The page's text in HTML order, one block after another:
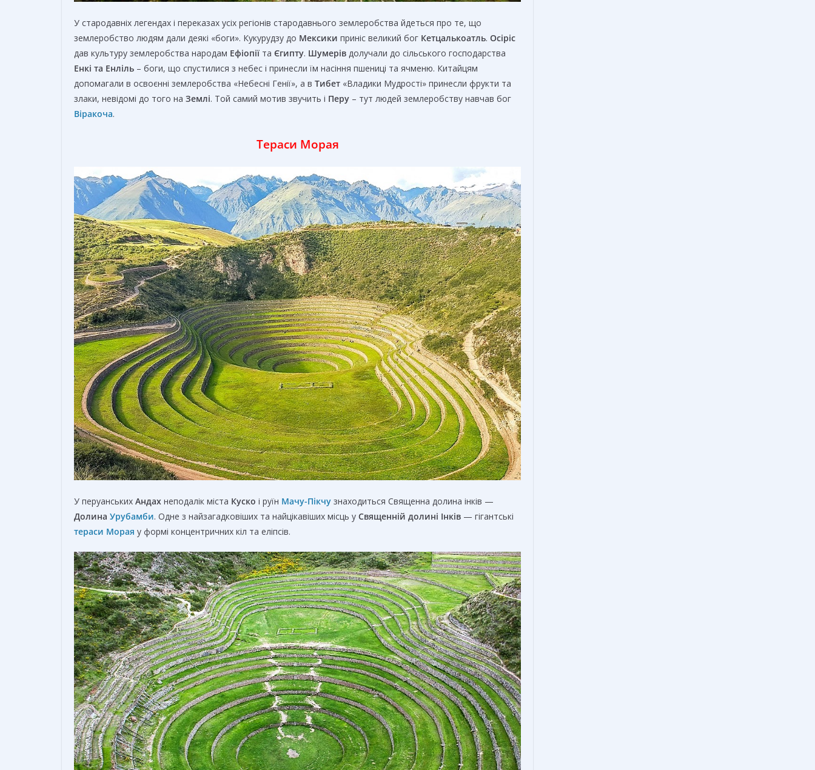
У стародавніх легендах і переказах усіх регіонів стародавнього землеробства йдеться про те, що
землеробство людям дали деякі «боги». Кукурудзу до Мексики приніс великий бог Кетцалькоатль. Осіріс
дав культуру землеробства народам Ефіопії та Єгипту. Шумерів долучали до сільського господарства
Енкі та Енліль – боги, що спустилися з небес і принесли їм насіння пшениці та ячменю. Китайцям
допомагали в освоєнні землеробства «Небесні Генії», а в Тибет «Владики Мудрості» принесли фрукти та
злаки, невідомі до того на Землі. Той самий мотив звучить і Перу – тут людей землеробству навчав бог
Віракоча.
Тераси Морая
У перуанських Андах неподалік міста Куско і руїн Мачу-Пікчу знаходиться Священна долина інків —
Долина Урубамби. Одне з найзагадковіших та найцікавіших місць у Священній долині Інків — гігантські
тераси Морая у формі концентричних кіл та еліпсів.